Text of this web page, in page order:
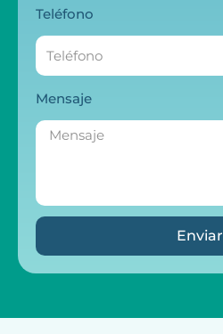
Teléfono
Mensaje
Enviar